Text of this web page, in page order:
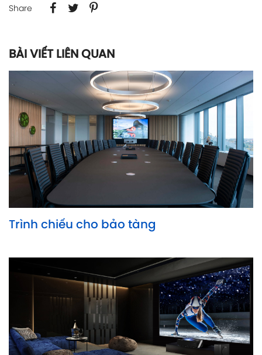
Share
BÀI VIẾT LIÊN QUAN
Trình chiếu cho bảo tàng